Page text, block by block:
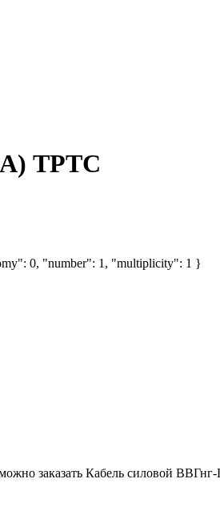
ТРТС
0, "number": 1, "multiplicity": 1 }
заказать Кабель силовой